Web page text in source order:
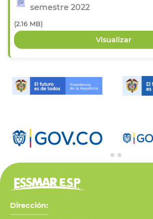
semestre 2022
(2.16 MB)
Dirección: